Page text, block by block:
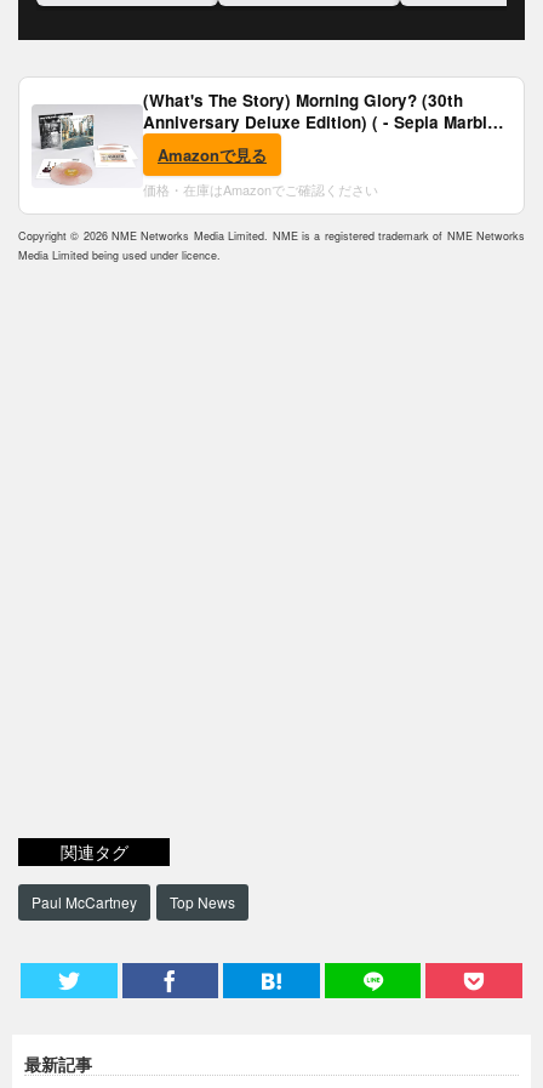
(What's The Story) Morning Glory? (30th
Anniversary Deluxe Edition) ( - Sepia Marble
Vinyl) [Analog]
Amazonで見る
価格・在庫はAmazonでご確認ください
Copyright © 2026 NME Networks Media Limited. NME is a registered trademark of NME Networks
Media Limited being used under licence.
関連タグ
Paul McCartney Top News
最新記事